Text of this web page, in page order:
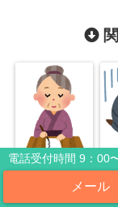
電話受付時間 9：00
遺言書に一手
けで遺産相続
【
放